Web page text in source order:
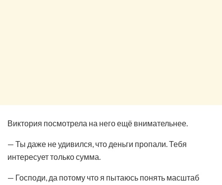
Виктория посмотрела на него ещё внимательнее.
— Ты даже не удивился, что деньги пропали. Тебя
интересует только сумма.
— Господи, да потому что я пытаюсь понять масштаб